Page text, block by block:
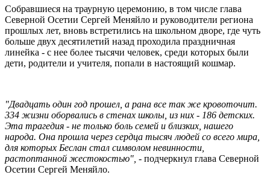
Собравшиеся на траурную церемонию, в том числе глава
Северной Осетии Сергей Меняйло и руководители региона
прошлых лет, вновь встретились на школьном дворе, где чуть
больше двух десятилетий назад проходила праздничная
линейка - с нее более тысячи человек, среди которых были
дети, родители и учителя, попали в настоящий кошмар.
"Двадцать один год прошел, а рана все так же кровоточит.
334 жизни оборвались в стенах школы, из них - 186 детских.
Эта трагедия - не только боль семей и близких, нашего
народа. Она прошла через сердца тысяч людей со всего мира,
для которых Беслан стал символом невинности,
растоптанной жестокостью", - подчеркнул глава Северной
Осетии Сергей Меняйло.